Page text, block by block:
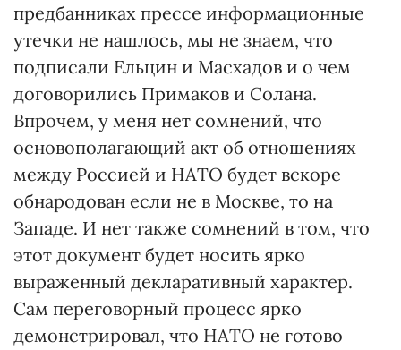
предбанниках прессе информационные
утечки не нашлось, мы не знаем, что
подписали Ельцин и Масхадов и о чем
договорились Примаков и Солана.
Впрочем, у меня нет сомнений, что
основополагающий акт об отношениях
между Россией и НАТО будет вскоре
обнародован если не в Москве, то на
Западе. И нет также сомнений в том, что
этот документ будет носить ярко
выраженный декларативный характер.
Сам переговорный процесс ярко
демонстрировал, что НАТО не готово